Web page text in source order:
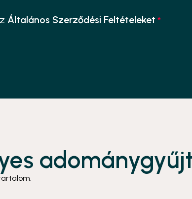
Általános Szerződési Feltételeket *